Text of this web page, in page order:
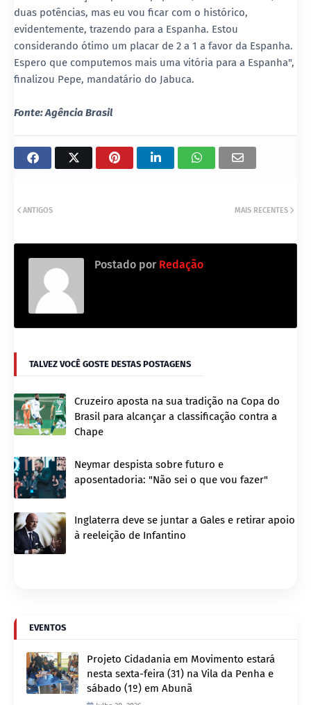
duas potências, mas eu vou ficar com o histórico,
evidentemente, trazendo para a Espanha. Estou
considerando ótimo um placar de 2 a 1 a favor da Espanha.
Espero que computemos mais uma vitória para a Espanha",
finalizou Pepe, mandatário do Jabuca.
Fonte: Agência Brasil
MAIS RECENTES
ANTIGOS
Postado por Redação
TALVEZ VOCÊ GOSTE DESTAS POSTAGENS
Cruzeiro aposta na sua tradição na Copa do
Brasil para alcançar a classificação contra a
Chape
Neymar despista sobre futuro e
aposentadoria: "Não sei o que vou fazer"
Inglaterra deve se juntar a Gales e retirar apoio
à reeleição de Infantino
EVENTOS
Projeto Cidadania em Movimento estará
nesta sexta-feira (31) na Vila da Penha e
sábado (1º) em Abunã